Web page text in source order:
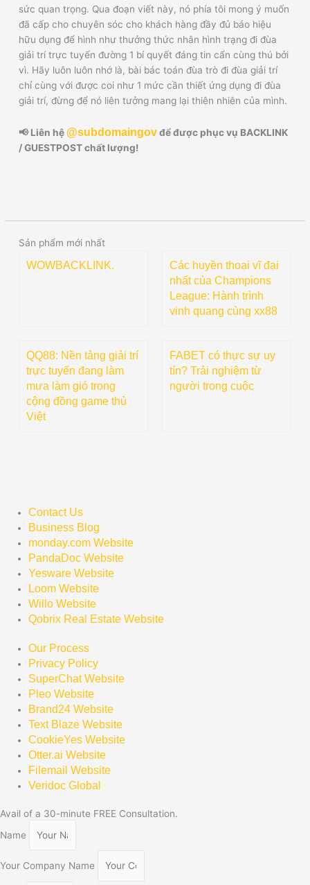
sức quan trọng. Qua đoạn viết này, nó phía tôi mong ý muốn
đã cấp cho chuyên sóc cho khách hàng đầy đủ báo hiệu
hữu dụng để hình như thưởng thức nhân hình trạng đi đùa
giải trí trực tuyến đường 1 bí quyết đáng tin cẩn cùng thú bởi
vì. Hãy luôn luôn nhớ là, bài bác toán đùa trò đi đùa giải trí
chỉ cùng với được coi như 1 mức cần thiết ứng dụng đi đùa
giải trí, đừng để nó liên tưởng mang lại thiên nhiên của mình.
📢 Liên hệ @subdomaingovđể được phục vụ BACKLINK
/ GUESTPOST chất lượng!
Sản phẩm mới nhất
WOWBACKLINK.
Các huyền thoại vĩ đại
nhất của Champions
League: Hành trình
vinh quang cùng xx88
QQ88: Nền tảng giải trí
trực tuyến đang làm
mưa làm gió trong
cộng đồng game thủ
Việt
FABET có thực sự uy
tín? Trải nghiệm từ
người trong cuộc
Contact Us
Business Blog
monday.com Website
PandaDoc Website
Yesware Website
Loom Website
Willo Website
Qobrix Real Estate Website
Our Process
Privacy Policy
SuperChat Website
Pleo Website
Brand24 Website
Text Blaze Website
CookieYes Website
Otter.ai Website
Filemail Website
Veridoc Global
Avail of a 30-minute FREE Consultation.
Name
Your Company Name